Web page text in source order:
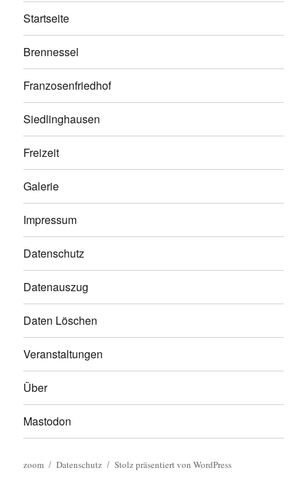
Startseite
Brennessel
Franzosenfriedhof
Siedlinghausen
Freizeit
Galerie
Impressum
Datenschutz
Datenauszug
Daten Löschen
Veranstaltungen
Über
Mastodon
zoom Datenschutz Stolz präsentiert von WordPress